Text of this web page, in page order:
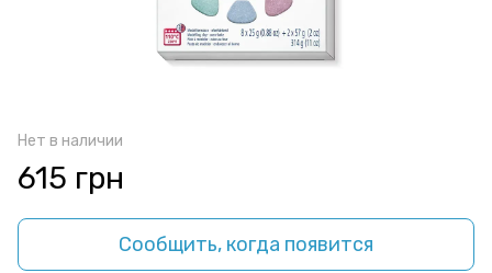
Нет в наличии
615 грн
Сообщить, когда появится